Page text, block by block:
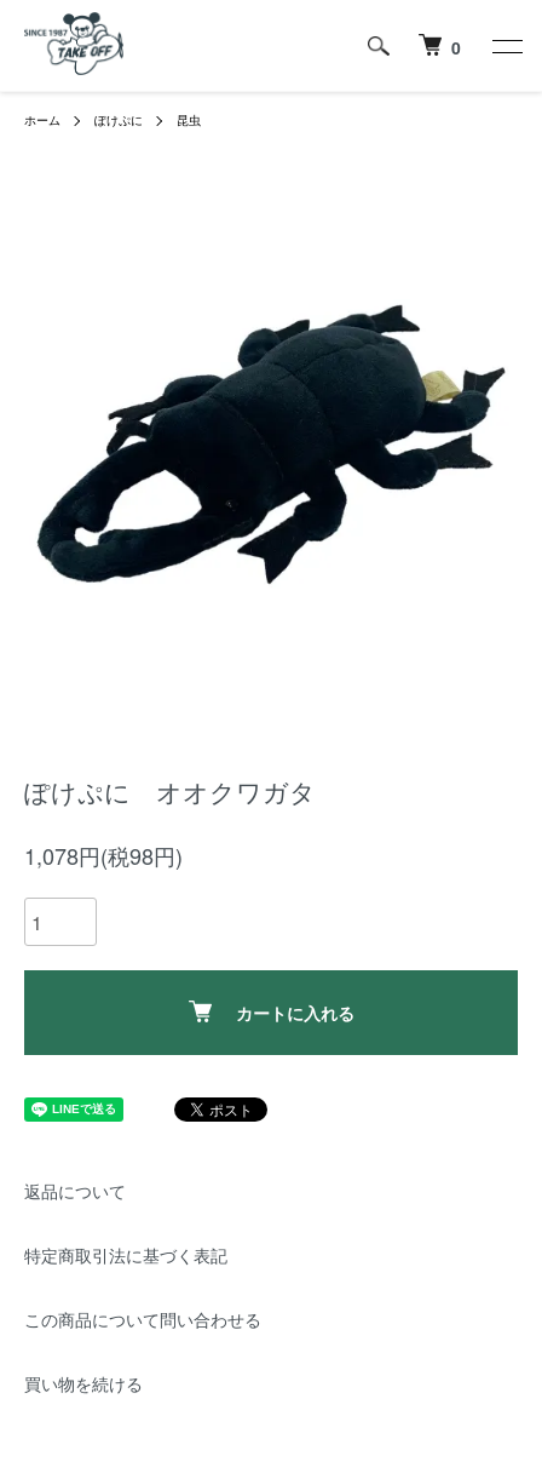
0
ホーム ぽけぷに 昆虫
ぽけぷに オオクワガタ
1,078円(税98円)
カートに入れる
返品について
特定商取引法に基づく表記
この商品について問い合わせる
買い物を続ける